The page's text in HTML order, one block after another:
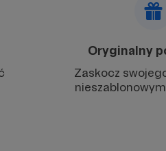
Oryginalny
Zaskocz